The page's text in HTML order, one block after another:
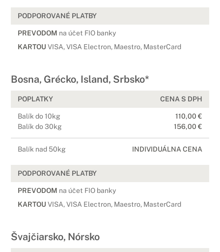
PODPOROVANÉ PLATBY
PREVODOM na účet FIO banky
KARTOU VISA, VISA Electron, Maestro, MasterCard
Bosna, Grécko, Island, Srbsko*
POPLATKY
Balík do 10kg
Balík do 30kg
Balík nad 50kg
CENA S DPH
110,00 €
156,00 €
INDIVIDUÁLNA CENA
PODPOROVANÉ PLATBY
PREVODOM na účet FIO banky
KARTOU VISA, VISA Electron, Maestro, MasterCard
Švajčiarsko, Nórsko